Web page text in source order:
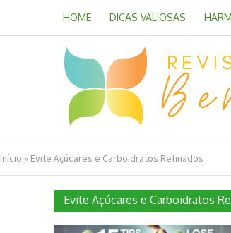
HOME DICAS VALIOSAS
Início » Evite Açúcares e Carboidratos Refinados
Evite Açúcares e Carboidratos